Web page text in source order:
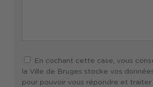
En cochant cette case, vous
la Ville de Bruges stocke vos
pour pouvoir vous répondre et traiter